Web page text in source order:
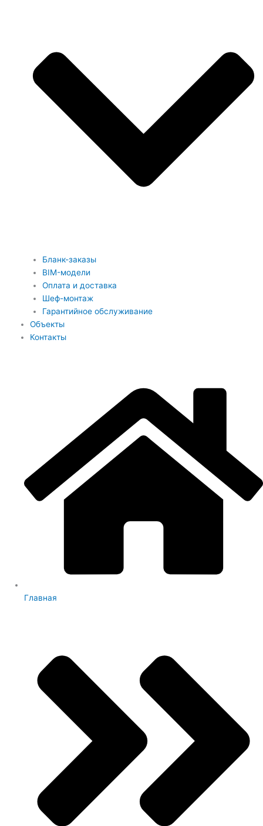
Бланк-заказы
BIM-модели
Оплата и доставка
Шеф-монтаж
Гарантийное обслуживание
Объекты
Контакты
Главная